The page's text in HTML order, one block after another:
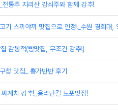
통주 지리산 강쇠주와 함께 강추!
기 스끼야끼 맛집으로 인정!_수원 경희대,
감동적(빵맛집, 무조건 강추!)
청 맛집_ 뿅가반반 후기
계치 강추!_용리단길 노포맛집!